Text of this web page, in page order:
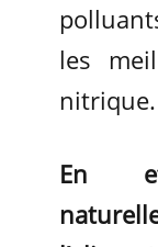
les
nitrique.
En